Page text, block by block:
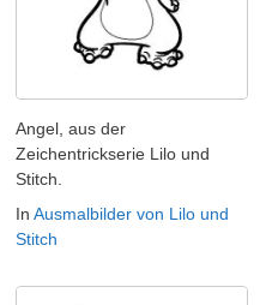
Angel, aus der
Zeichentrickserie Lilo und
Stitch.
In Ausmalbilder von Lilo und
Stitch